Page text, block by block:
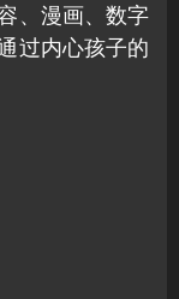
、漫画、数字
过内心孩子的